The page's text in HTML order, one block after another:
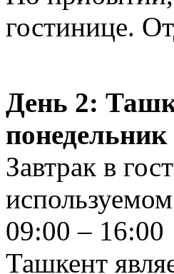
гостинице.
День 2:
понедельник
Завтрак в
09:00 –
Ташкент